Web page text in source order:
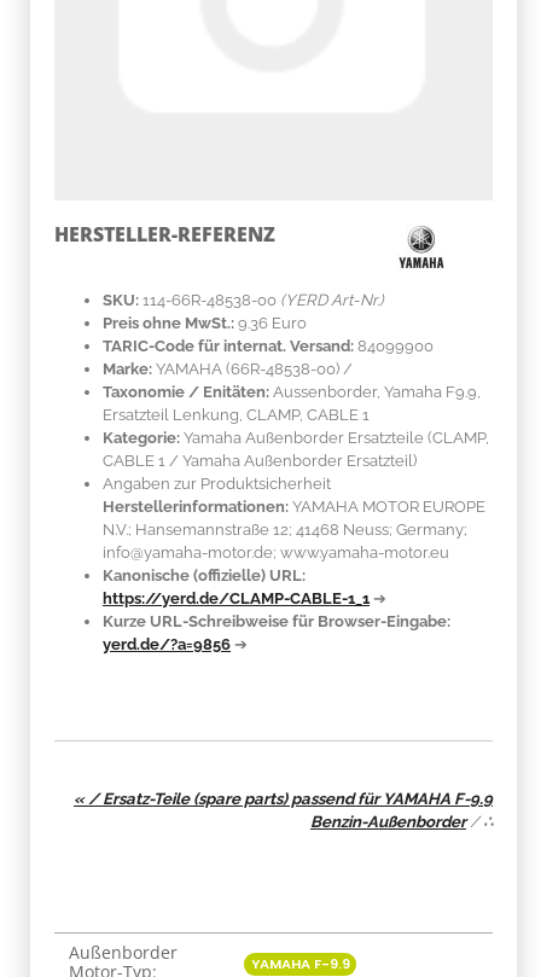
HERSTELLER-REFERENZ
SKU: 114-66R-48538-00 (YERD Art-Nr.)
Preis ohne MwSt.: 9.36 Euro
TARIC-Code für internat. Versand: 84099900
Marke: YAMAHA (66R-48538-00) /
Taxonomie / Enitäten: Aussenborder, Yamaha F9.9,
Ersatzteil Lenkung, CLAMP, CABLE 1
Kategorie: Yamaha Außenborder Ersatzteile (CLAMP,
CABLE 1 / Yamaha Außenborder Ersatzteil)
Angaben zur Produktsicherheit
Herstellerinformationen: YAMAHA MOTOR EUROPE
N.V.; Hansemannstraße 12; 41468 Neuss; Germany;
info@yamaha-motor.de; www.yamaha-motor.eu
Kanonische (offizielle) URL:
https://yerd.de/CLAMP-CABLE-1_1 ➔
Kurze URL-Schreibweise für Browser-Eingabe:
yerd.de/?a=9856 ➔
« / Ersatz-Teile (spare parts) passend für YAMAHA F-9.9
Benzin-Außenborder/∴
Produkteigenschaft
Wert
Außenborder
Motor-Typ:
YAMAHA F-9.9